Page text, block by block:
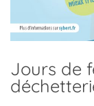
Jours de